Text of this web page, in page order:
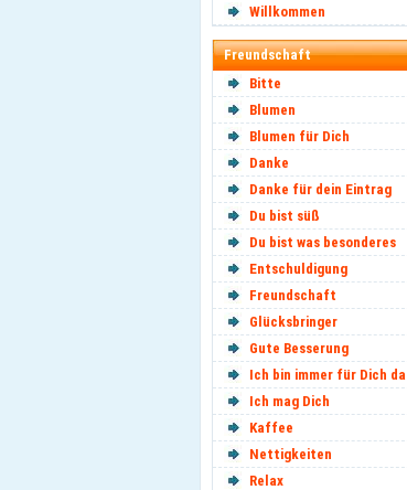
Willkommen
Freundschaft
Bitte
Blumen
Blumen für Dich
Danke
Danke für dein Eintrag
Du bist süß
Du bist was besonderes
Entschuldigung
Freundschaft
Glücksbringer
Gute Besserung
Ich bin immer für Dich da
Ich mag Dich
Kaffee
Nettigkeiten
Relax